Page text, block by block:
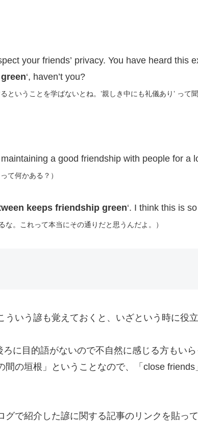
your friends’ privacy. You have heard this
‘, haven’t you?
ということを学ばないとね。’親しき中にも礼儀あり’ って
a good friendship with people for a
て何かある？）
keeps friendship green‘. I think this is
な。これって本当にその通りだと思うんだよ。）
いう諺も覚えておくと、いざという時に役立
に目的語がないので不自然に感じる方もい
間の垣根」ということなので、「close friends
グで紹介した諺に関する記事のリンクを貼っ